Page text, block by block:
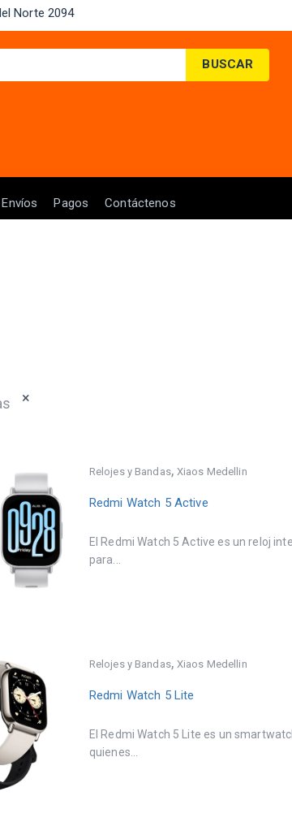
Norte 2094
BUSCAR
Envíos Pagos Contáctenos
×
Relojes y Bandas, Xiaos Medellin
Redmi Watch 5 Active
El Redmi Watch 5 Active es un reloj
para...
Relojes y Bandas, Xiaos Medellin
Redmi Watch 5 Lite
El Redmi Watch 5 Lite es un
quienes...